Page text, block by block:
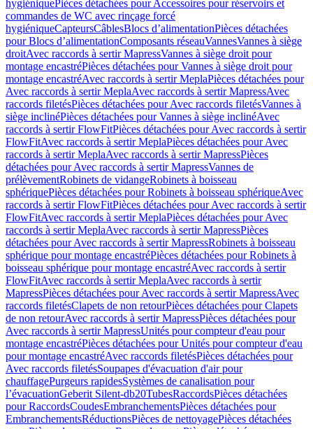
hygiéniquePièces détachées pour Accessoires pour réservoirs et
commandes de WC avec rinçage forcé
hygiéniqueCapteursCâblesBlocs d’alimentationPièces détachées
pour Blocs d’alimentationComposants réseauVannesVannes à siège
droitAvec raccords à sertir MapressVannes à siège droit pour
montage encastréPièces détachées pour Vannes à siège droit pour
montage encastréAvec raccords à sertir MeplaPièces détachées pour
Avec raccords à sertir MeplaAvec raccords à sertir MapressAvec
raccords filetésPièces détachées pour Avec raccords filetésVannes à
siège inclinéPièces détachées pour Vannes à siège inclinéAvec
raccords à sertir FlowFitPièces détachées pour Avec raccords à sertir
FlowFitAvec raccords à sertir MeplaPièces détachées pour Avec
raccords à sertir MeplaAvec raccords à sertir MapressPièces
détachées pour Avec raccords à sertir MapressVannes de
prélèvementRobinets de vidangeRobinets à boisseau
sphériquePièces détachées pour Robinets à boisseau sphériqueAvec
raccords à sertir FlowFitPièces détachées pour Avec raccords à sertir
FlowFitAvec raccords à sertir MeplaPièces détachées pour Avec
raccords à sertir MeplaAvec raccords à sertir MapressPièces
détachées pour Avec raccords à sertir MapressRobinets à boisseau
sphérique pour montage encastréPièces détachées pour Robinets à
boisseau sphérique pour montage encastréAvec raccords à sertir
FlowFitAvec raccords à sertir MeplaAvec raccords à sertir
MapressPièces détachées pour Avec raccords à sertir MapressAvec
raccords filetésClapets de non retourPièces détachées pour Clapets
de non retourAvec raccords à sertir MapressPièces détachées pour
Avec raccords à sertir MapressUnités pour compteur d'eau pour
montage encastréPièces détachées pour Unités pour compteur d'eau
pour montage encastréAvec raccords filetésPièces détachées pour
Avec raccords filetésSoupapes d'évacuation d'air pour
chauffagePurgeurs rapidesSystèmes de canalisation pour
l’évacuationGeberit Silent-db20TubesRaccordsPièces détachées
pour RaccordsCoudesEmbranchementsPièces détachées pour
EmbranchementsRéductionsPièces de nettoyagePièces détachées